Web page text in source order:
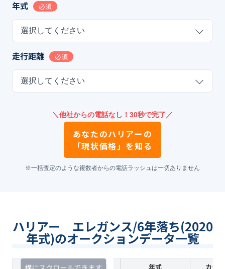
年式 必須
選択してください
走行距離 必須
選択してください
＼他社からの電話なし！30秒で完了／
あなたのハリアー の
「現状価格」を知る
※一括査定のような複数者からの電話ラッシュは一切ありません
ハリアー エレガンス/6年落ち(2020
年式)のオークションデータ一覧
査定時期 セルカ実績 年式
カラー